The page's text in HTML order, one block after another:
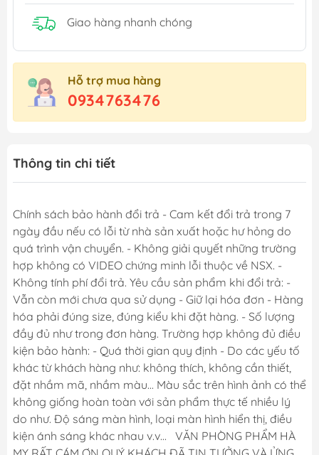
Giao hàng nhanh chóng
Hỗ trợ mua hàng
0934763476
Thông tin chi tiết
Chính sách bảo hành đổi trả - Cam kết đổi trả trong 7
ngày đầu nếu có lỗi từ nhà sản xuất hoặc hư hỏng do
quá trình vận chuyển. - Không giải quyết những trường
hợp không có VIDEO chứng minh lỗi thuộc về NSX. -
Không tính phí đổi trả. Yêu cầu sản phẩm khi đổi trả: -
Vẫn còn mới chưa qua sử dụng - Giữ lại hóa đơn - Hàng
hóa phải đúng size, đúng kiểu khi đặt hàng. - Số lượng
đầy đủ như trong đơn hàng. Trường hợp không đủ điều
kiện bảo hành: - Quá thời gian quy định - Do các yếu tố
khác từ khách hàng như: không thích, không cần thiết,
đặt nhầm mã, nhầm màu... Màu sắc trên hình ảnh có thể
không giống hoàn toàn với sản phẩm thực tế nhiều lý
do như. Độ sáng màn hình, loại màn hình hiển thị, điều
kiện ánh sáng khác nhau v.v... VĂN PHÒNG PHẨM HÀ